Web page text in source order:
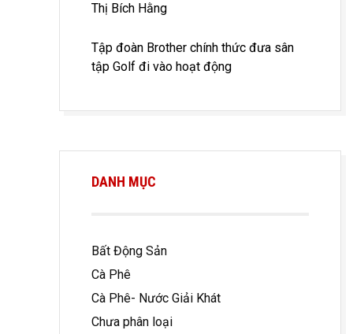
Thị Bích Hằng
Tập đoàn Brother chính thức đưa sân
tập Golf đi vào hoạt động
DANH MỤC
Bất Động Sản
Cà Phê
Cà Phê- Nước Giải Khát
Chưa phân loại